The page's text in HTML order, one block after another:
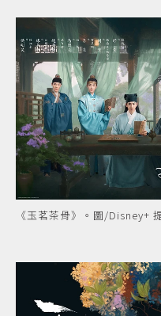
《玉茗茶骨》。圖/Disney+